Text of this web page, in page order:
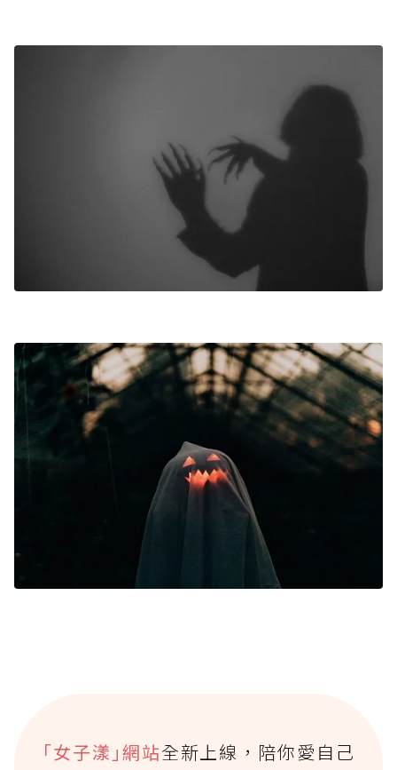
｢女子漾｣網站全新上線，陪你愛自己